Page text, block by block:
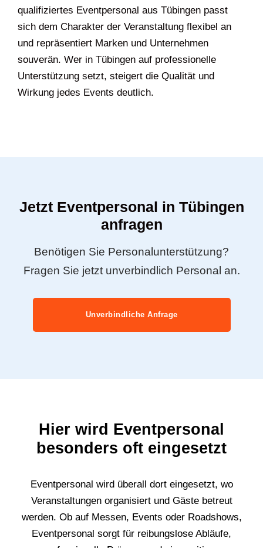
qualifiziertes Eventpersonal aus Tübingen passt
sich dem Charakter der Veranstaltung flexibel an
und repräsentiert Marken und Unternehmen
souverän. Wer in Tübingen auf professionelle
Unterstützung setzt, steigert die Qualität und
Wirkung jedes Events deutlich.
Jetzt Eventpersonal in Tübingen
anfragen
Benötigen Sie Personalunterstützung?
Fragen Sie jetzt unverbindlich Personal an.
Unverbindliche Anfrage
Hier wird Eventpersonal
besonders oft eingesetzt
Eventpersonal wird überall dort eingesetzt, wo
Veranstaltungen organisiert und Gäste betreut
werden. Ob auf Messen, Events oder Roadshows,
Eventpersonal sorgt für reibungslose Abläufe,